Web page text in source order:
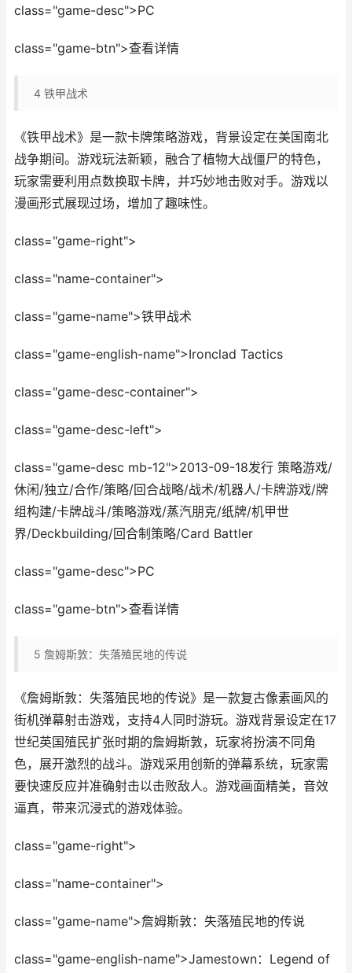
class="game-desc">PC
class="game-btn">查看详情
4 铁甲战术
《铁甲战术》是一款卡牌策略游戏，背景设定在美国南北
战争期间。游戏玩法新颖，融合了植物大战僵尸的特色，
玩家需要利用点数换取卡牌，并巧妙地击败对手。游戏以
漫画形式展现过场，增加了趣味性。
class="game-right">
class="name-container">
class="game-name">铁甲战术
class="game-english-name">Ironclad Tactics
class="game-desc-container">
class="game-desc-left">
class="game-desc mb-12">2013-09-18发行 策略游戏/
休闲/独立/合作/策略/回合战略/战术/机器人/卡牌游戏/牌
组构建/卡牌战斗/策略游戏/蒸汽朋克/纸牌/机甲世
界/Deckbuilding/回合制策略/Card Battler
class="game-desc">PC
class="game-btn">查看详情
5 詹姆斯敦：失落殖民地的传说
《詹姆斯敦：失落殖民地的传说》是一款复古像素画风的
街机弹幕射击游戏，支持4人同时游玩。游戏背景设定在17
世纪英国殖民扩张时期的詹姆斯敦，玩家将扮演不同角
色，展开激烈的战斗。游戏采用创新的弹幕系统，玩家需
要快速反应并准确射击以击败敌人。游戏画面精美，音效
逼真，带来沉浸式的游戏体验。
class="game-right">
class="name-container">
class="game-name">詹姆斯敦：失落殖民地的传说
class="game-english-name">Jamestown：Legend of